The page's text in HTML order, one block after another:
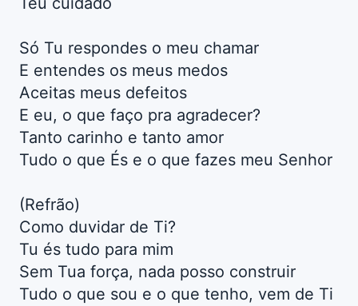
Só Tu respondes o meu chamar
E entendes os meus medos
Aceitas meus defeitos
E eu, o que faço pra agradecer?
Tanto carinho e tanto amor
Tudo o que És e o que fazes meu Senhor
(Refrão)
Como duvidar de Ti?
Tu és tudo para mim
Sem Tua força, nada posso construir
Tudo o que sou e o que tenho, vem de Ti